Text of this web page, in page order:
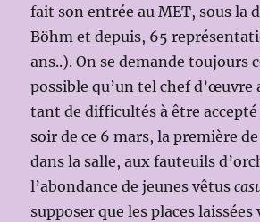
fait son entrée au MET, sous la
Böhm et depuis, 65
ans..). On se demande toujours
possible qu’un tel chef d’œuvre
tant de difficultés à être
soir de ce 6 mars, la première
dans la salle, aux fauteuils
l’abondance de jeunes vêtus
supposer que les places